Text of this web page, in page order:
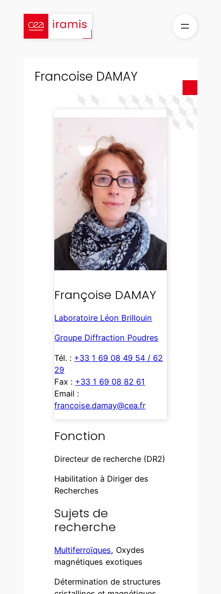
contenu
Francoise DAMAY
Françoise DAMAY
Laboratoire Léon Brillouin
Groupe Diffraction Poudres
Tél. : +33 1 69 08 49 54 / 62
29
Fax : +33 1 69 08 82 61
Email :
francoise.damay@cea.fr
Fonction
Directeur de recherche (DR2)
Habilitation à Diriger des
Recherches
Sujets de
recherche
Multiferroïques, Oxydes
magnétiques exotiques
Détermination de structures